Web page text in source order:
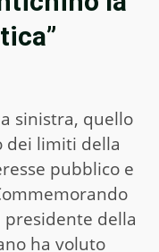
sinistra, quello
dei limiti della
pubblico e
presidente della
ha voluto